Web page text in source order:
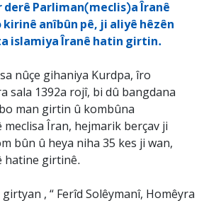
Parliman(meclis)a Îranê
anîbûn pê, ji aliyê hêzên
islamiya Îranê hatin girtin.
nûçe gihaniya Kurdpa, îro
sala 1392a rojî, bi dû bangdana
man girtin û kombûna
Îran, hejmarik berçav ji
bûn û heya niha 35 kes ji wan,
hatine girtinê.
, “ Ferîd Solêymanî, Homêyra